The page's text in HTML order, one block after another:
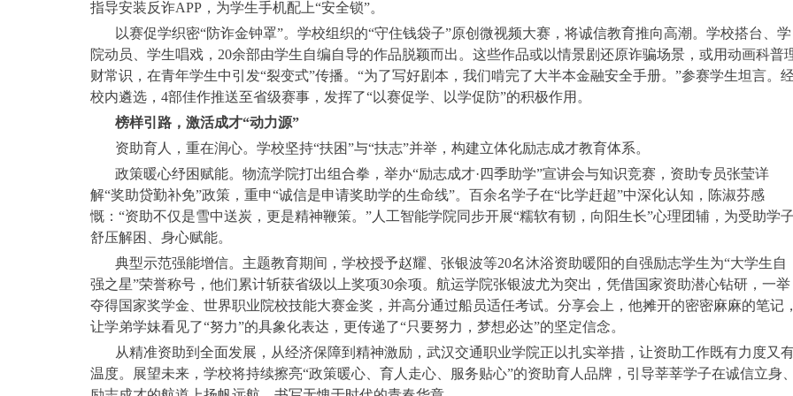
指导安装反诈APP，为学生手机配上“安全锁”。
以赛促学织密“防诈金钟罩”。学校组织的“守住钱袋子”原创微视频大赛，将诚信教育推向高潮。学校搭台、学
院动员、学生唱戏，20余部由学生自编自导的作品脱颖而出。这些作品或以情景剧还原诈骗场景，或用动画科普
财常识，在青年学生中引发“裂变式”传播。“为了写好剧本，我们啃完了大半本金融安全手册。”参赛学生坦言。
校内遴选，4部佳作推送至省级赛事，发挥了“以赛促学、以学促防”的积极作用。
榜样引路，激活成才“动力源”
资助育人，重在润心。学校坚持“扶困”与“扶志”并举，构建立体化励志成才教育体系。
政策暖心纾困赋能。物流学院打出组合拳，举办“励志成才·四季助学”宣讲会与知识竞赛，资助专员张莹详
解“奖助贷勤补免”政策，重申“诚信是申请奖助学的生命线”。百余名学子在“比学赶超”中深化认知，陈淑芬感
慨：“资助不仅是雪中送炭，更是精神鞭策。”人工智能学院同步开展“糯软有韧，向阳生长”心理团辅，为受助学子
舒压解困、身心赋能。
典型示范强能增信。主题教育期间，学校授予赵耀、张银波等20名沐浴资助暖阳的自强励志学生为“大学生自
强之星”荣誉称号，他们累计斩获省级以上奖项30余项。航运学院张银波尤为突出，凭借国家资助潜心钻研，一举
夺得国家奖学金、世界职业院校技能大赛金奖，并高分通过船员适任考试。分享会上，他摊开的密密麻麻的笔记，
让学弟学妹看见了“努力”的具象化表达，更传递了“只要努力，梦想必达”的坚定信念。
从精准资助到全面发展，从经济保障到精神激励，武汉交通职业学院正以扎实举措，让资助工作既有力度又
温度。展望未来，学校将持续擦亮“政策暖心、育人走心、服务贴心”的资助育人品牌，引导莘莘学子在诚信立身、